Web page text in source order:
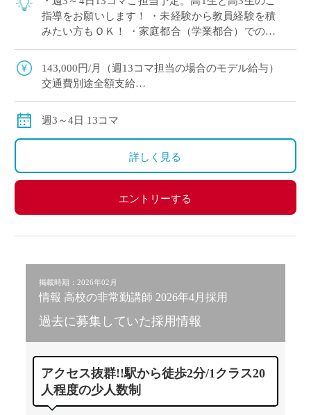
指導をお願いします！ ・未経験から教員経験を積
みたい方もＯＫ！ ・家庭都合（学業都合）での時
広く活躍中の学校！ ・１クラス3 […]
143,000円/月（週13コマ担当の場合のモデル給与）
交通費別途全額支給
割り計算してお支払いいたします。
週3～4日 13コマ
詳しく見る
エントリーする
掲載時期：2026年02月
情報 高校の非常勤講師 2026年4月採用
過去に募集していた採用情報
アクセス抜群!!駅から徒歩2分/1クラス20
人程度の少人数制